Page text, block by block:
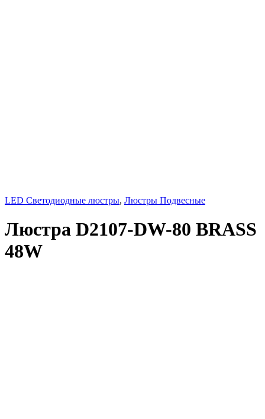
LED Светодиодные люстры, Люстры Подвесные
Люстра D2107-DW-80 BRASS
48W